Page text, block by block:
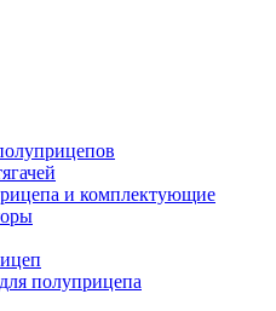
и комплектующие
полуприцепа